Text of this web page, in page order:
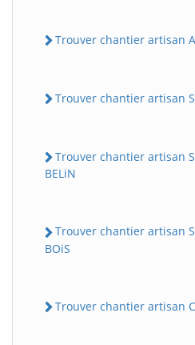
Trouver chantier artisan
Trouver chantier artisan
Trouver chantier artisan
BELiN
Trouver chantier artisan
BOiS
Trouver chantier artisan